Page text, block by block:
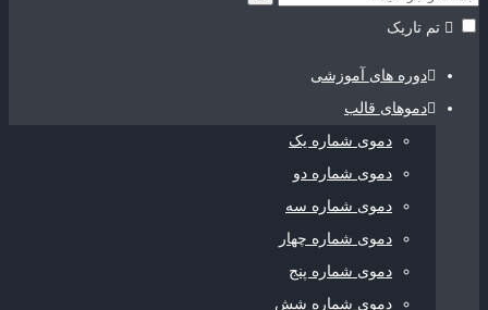
تم تاریک
دوره های آموزشی
دموهای قالب
دموی شماره یک
دموی شماره دو
دموی شماره سه
دموی شماره چهار
دموی شماره پنج
دموی شماره شش